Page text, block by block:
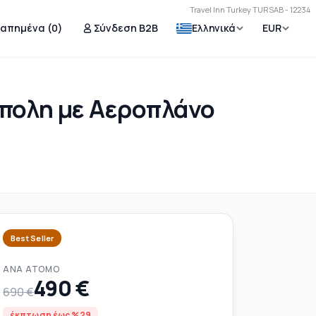
Travel Inn Turkey TURSAB - 12234
(0) Σύνδεση B2B Ελληνικά EUR
με Αεροπλάνο
Best Seller
ΑΝΆ ΆΤΟΜΟ
690 €490 €